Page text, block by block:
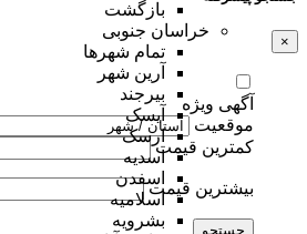
بازگشت
خراسان جنوبی
تمام شهر‌ها
آرین شهر
بیرجند
آیسک
ارسک
اسدیه
اسفدن
اسلامیه
بشرویه
×
آگهی ویژه
موقعیت
کمترین قیمت
بیشترین قیمت
جستجو